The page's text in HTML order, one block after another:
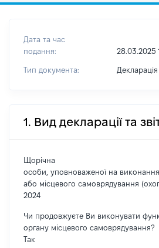
Дата та час
подання:
28.03.2025
Тип документа: Декларація
1. Вид декларації та
Щорічна
особи, уповноваженої на
або місцевого самоврядування
2024
Чи продовжуєте Ви виконувати
органу місцевого самоврядування?
Так